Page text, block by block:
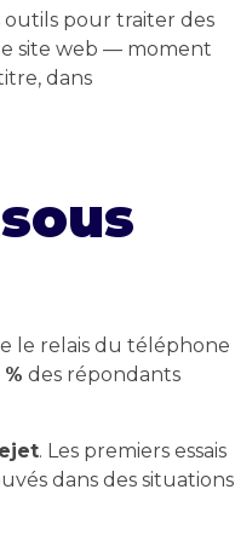
outils pour traiter des
site web — moment
dans
le relais du téléphone
des répondants
. Les premiers essais
dans des situations